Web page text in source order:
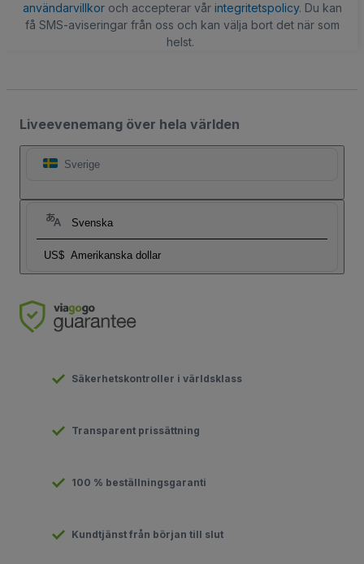
användarvillkoroch accepterar vår integritetspolicy. Du kan
få SMS-aviseringar från oss och kan välja bort det när som
helst.
Liveevenemang över hela världen
Sverige
Svenska
US$ Amerikanska dollar
Säkerhetskontroller i världsklass
Transparent prissättning
100 % beställningsgaranti
Kundtjänst från början till slut